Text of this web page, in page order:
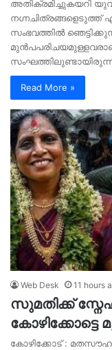
അതിക്രമിച്ചുകയറി
നഗ്നചിത്രങ്ങളെടുത്ത്
സംഭവത്തിൽ
Read More »
Web Desk 11 hours
സുമതിക്ക്
കോഴിക്കോട് :